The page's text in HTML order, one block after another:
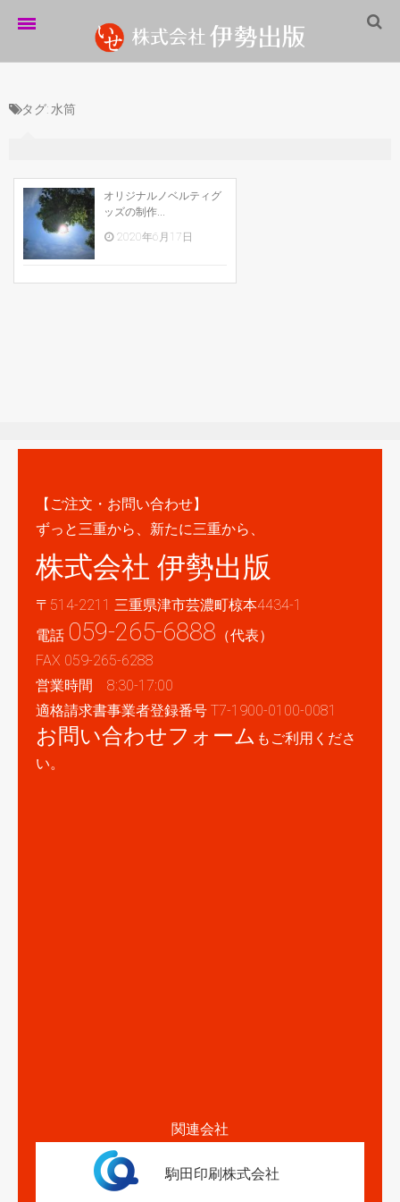
伊勢出版だより
制作実績
企業情報
採用情報
タグ: 水筒
オリジナルノベルティグ
ッズの制作...
2020年6月17日
【ご注文・お問い合わせ】
ずっと三重から、新たに三重から、
株式会社 伊勢出版
〒514-2211 三重県津市芸濃町椋本4434-1
電話 059-265-6888 （代表）
FAX 059-265-6288
営業時間 8:30-17:00
適格請求書事業者登録番号 T7-1900-0100-0081
お問い合わせフォーム もご利用くださ
い。
関連会社
駒田印刷株式会社